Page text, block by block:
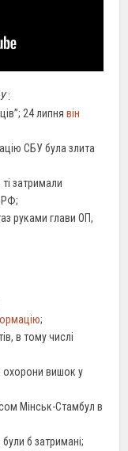
:
24 липнявін
СБУ була злита
затримали
РФ;
руками глави ОП,
;
в тому числі
охорони вишок у
Мінськ-Стамбул в
б затримані;